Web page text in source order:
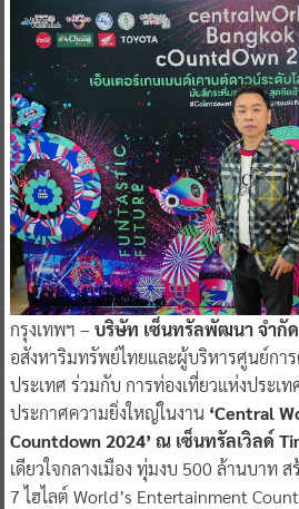
กรุงเทพฯ – บริษัท เซ็นทรัลพัฒนา จำกั
อสังหาริมทรัพย์ไทยและผู้บริหารศูนย์กา
ประเทศ ร่วมกับ การท่องเที่ยวแห่งประเ
ประกาศความยิ่งใหญ่ในงาน‘Central
Countdown 2024’ ณ เซ็นทรัลเวิลด์
เดียวใจกลางเมือง ทุ่มงบ 500 ล้านบาท
7 ไฮไลต์ World’s Entertainment